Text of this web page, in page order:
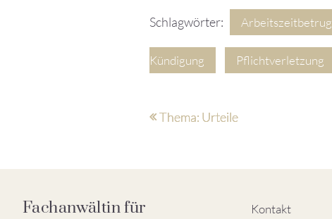
Schlagwörter: Arbeitszeitbetrug
Kündigung Pflichtverletzung
Thema: Urteile
Fachanwältin für
Kontakt